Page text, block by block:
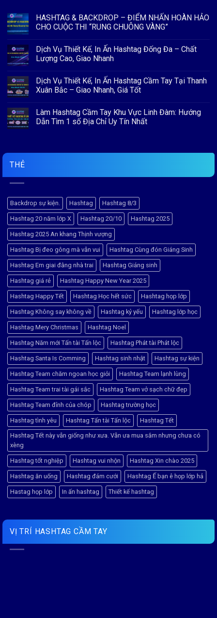
HASHTAG & BACKDROP – ĐIỂM NHẤN HOÀN HẢO
CHO CUỘC THI “RUNG CHUÔNG VÀNG”
bình
luận
ở
BACKDROP
–
ĐIỂM
HẢO
CHO
CUỘC
Dịch Vụ Thiết Kế, In Ấn Hashtag Đống Đa – Chất
Lượng Cao, Giao Nhanh
bình
luận
ở
Thiết
Kế,
In
Dịch Vụ Thiết Kế, In Ấn Hashtag Cầm Tay Tại Thanh
Xuân Bắc – Giao Nhanh, Giá Tốt
bình
luận
ở
Xuân
Bắc
–
Giao
Nhanh,
Giá
Làm Hashtag Cầm Tay Khu Vực Linh Đàm: Hướng
Dẫn Tìm 1 số Địa Chỉ Uy Tín Nhất
Linh
Đàm:
Hướng
Dẫn
Tìm
1
Địa
Chỉ
Uy
Tín
Nhất
THẺ
Backdrop sự kiện. Hashtag Hashtag 8/3
Hashtag 20 năm lớp X Hashtag 20/10 Hashtag 2025
Hashtag 2025 An khang Thịnh vượng
Hashtag Bị đeo gông mà vẫn vui Hashtag Cùng đón Giáng Sinh
Hashtag Em giai đằng nhà trai Hashtag Giáng sinh
Hashtag giá rẻ Hashtag Happy New Year 2025
Hashtag Happy Tết Hashtag Học hết sức Hashtag họp lớp
Hashtag Không say không về Hashtag kỷ yếu Hashtag lớp học
Hashtag Mery Christmas Hashtag Noel
Hashtag Năm mới Tấn tài Tấn lộc Hashtag Phát tài Phát lộc
Hashtag Santa Is Comming Hashtag sinh nhật Hashtag sự kiện
Hashtag Team chăm ngoan học giỏi Hashtag Team lạnh lùng
Hashtag Team trai tài gái sắc Hashtag Team vở sạch chữ đẹp
Hashtag Team đỉnh của chóp Hashtag trường học
Hashtag tình yêu Hashtag Tấn tài Tấn lộc Hashtag Tết
Hashtag Tết này vẫn giống như xưa. Vẫn ưa mua sắm nhưng chưa có
xèng
Hashtag tốt nghiệp Hashtag vui nhộn Hashtag Xin chào 2025
Hashtag ăn uống Hashtag đám cưới Hashtag Ế bạn ê họp lớp hả
Hastag họp lớp In ấn hashtag Thiết kế hashtag
VỊ TRÍ HASHTAG CẦM TAY